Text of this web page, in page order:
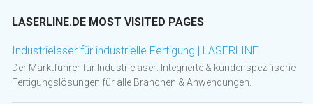
LASERLINE.DE MOST VISITED PAGES
Industrielaser für industrielle Fertigung | LASERLINE
Der Marktführer für Industrielaser: Integrierte & kundenspezifische
Fertigungslösungen für alle Branchen & Anwendungen.